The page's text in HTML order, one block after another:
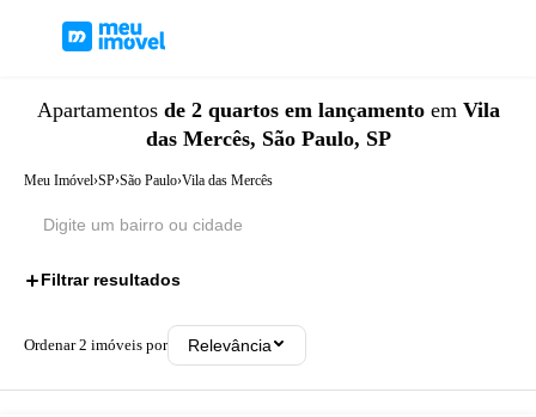
Apartamentos de 2 quartos em lançamento em Vila
das Mercês, São Paulo, SP
Meu Imóvel›SP›São Paulo›Vila das Mercês
Filtrar resultados
Ordenar2 imóveis por Relevância